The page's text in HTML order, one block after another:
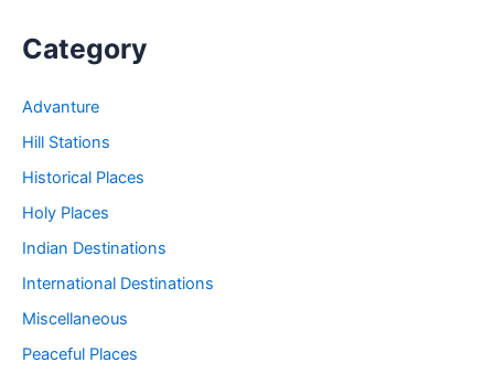
Category
Advanture
Hill Stations
Historical Places
Holy Places
Indian Destinations
International Destinations
Miscellaneous
Peaceful Places